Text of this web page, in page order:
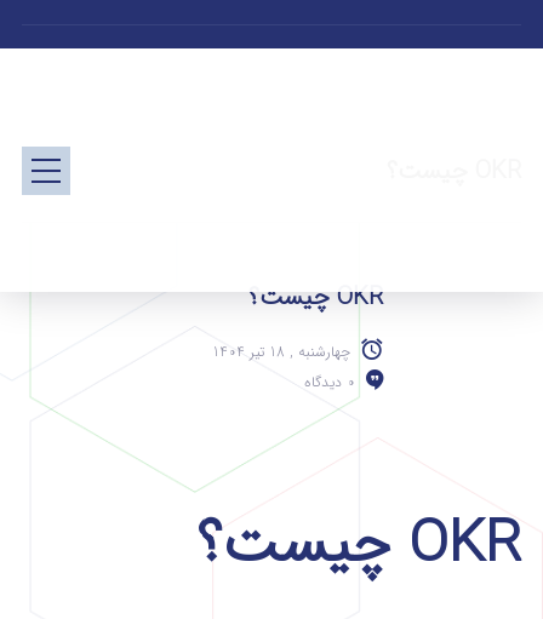
OKR چیست؟
چهارشنبه , 18 تیر 1404
0 دیدگاه
OKR چیست؟